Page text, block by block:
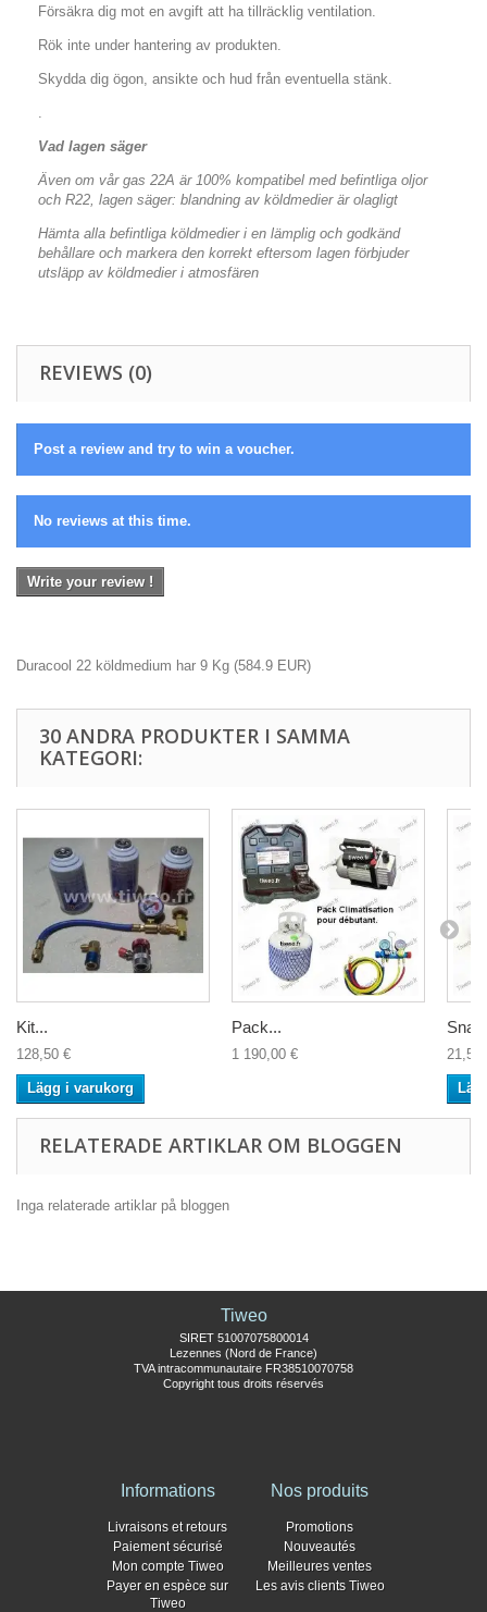
Försäkra dig mot en avgift att ha tillräcklig ventilation.
Rök inte under hantering av produkten.
Skydda dig ögon, ansikte och hud från eventuella stänk.
.
Vad lagen säger
Även om vår gas 22A är 100% kompatibel med befintliga oljor
och R22, lagen säger: blandning av köldmedier är olagligt
Hämta alla befintliga köldmedier i en lämplig och godkänd
behållare och markera den korrekt eftersom lagen förbjuder
utsläpp av köldmedier i atmosfären
REVIEWS (0)
Post a review and try to win a voucher.
No reviews at this time.
Write your review !
Duracool 22 köldmedium har 9 Kg (584.9 EUR)
30 ANDRA PRODUKTER I SAMMA
KATEGORI:
Kit...
128,50 €
Lägg i varukorg
Pack...
1 190,00 € 21,50
RELATERADE ARTIKLAR OM BLOGGEN
Inga relaterade artiklar på bloggen
Tiweo
SIRET 51007075800014
Lezennes (Nord de France)
TVA intracommunautaire FR38510070758
Copyright tous droits réservés
Informations
Livraisons et retours
Paiement sécurisé
Mon compte Tiweo
Payer en espèce sur
Tiweo
Nos produits
Promotions
Nouveautés
Meilleures ventes
Les avis clients Tiweo